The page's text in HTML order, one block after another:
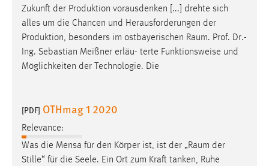
Zukunft der Produktion vorausdenken [...] drehte sich
alles um die Chancen und Herausforderungen der
Produktion, besonders im ostbayerischen Raum. Prof. Dr.-
Ing. Sebastian Meißner erläu- terte Funktionsweise und
Möglichkeiten der Technologie. Die
[PDF] OTHmag 1 2020
Relevance:
Was die Mensa für den Körper ist, ist der „Raum der
Stille“ für die Seele. Ein Ort zum Kraft tanken, Ruhe